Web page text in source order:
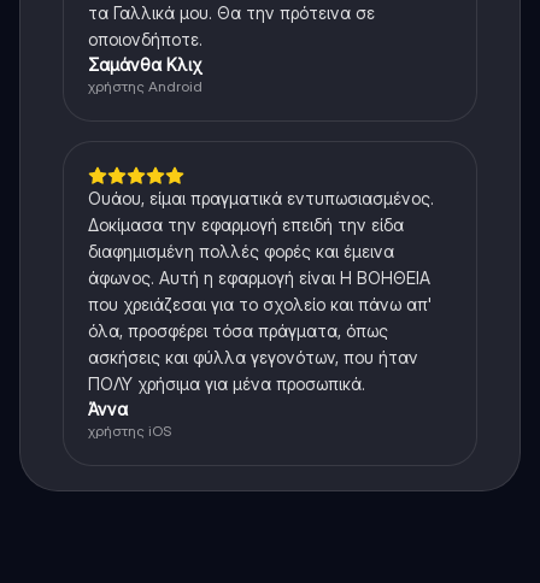
τα Γαλλικά μου. Θα την πρότεινα σε
οποιονδήποτε.
Σαμάνθα Κλιχ
χρήστης Android
Ουάου, είμαι πραγματικά εντυπωσιασμένος.
Δοκίμασα την εφαρμογή επειδή την είδα
διαφημισμένη πολλές φορές και έμεινα
άφωνος. Αυτή η εφαρμογή είναι Η ΒΟΗΘΕΙΑ
που χρειάζεσαι για το σχολείο και πάνω απ'
όλα, προσφέρει τόσα πράγματα, όπως
ασκήσεις και φύλλα γεγονότων, που ήταν
ΠΟΛΥ χρήσιμα για μένα προσωπικά.
Άννα
χρήστης iOS